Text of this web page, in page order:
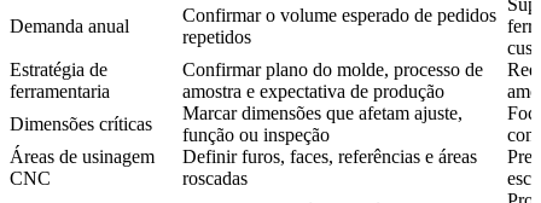
Demanda anual
Confirmar o volume esperado de pedidos
repetidos
Estratégia de
ferramentaria
Confirmar plano do molde, processo de
amostra e expectativa de produção
Dimensões críticas
Marcar dimensões que afetam ajuste,
função ou inspeção
Áreas de usinagem
CNC
Definir furos, faces, referências e áreas
roscadas